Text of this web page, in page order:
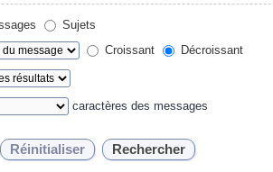
Sujets
Croissant
Décroissant
caractères des messages